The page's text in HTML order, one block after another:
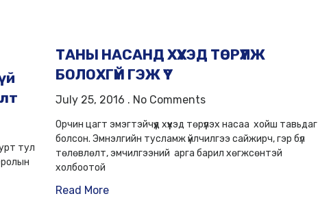
тул
ТАНЫ НАСАНД ХҮҮХЭД ТӨРҮҮЛЖ
БОЛОХГҮЙ ГЭЖ ҮҮ?
July 25, 2016 No Comments
Орчин цагт эмэгтэйчүүд хүүхэд төрүүлэх насаа хойш тавьдаг
болсон. Эмнэлгийн тусламж үйлчилгээ сайжирч, гэр бүл
төлөвлөлт, эмчилгээний арга барил хөгжсөнтэй
холбоотой
Read More